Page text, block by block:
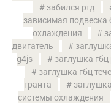
забился ртд
зависимая подвеска
охлаждения
двигатель
g4js
заглушка
заглушка гбц
гранта
системы охлаждения